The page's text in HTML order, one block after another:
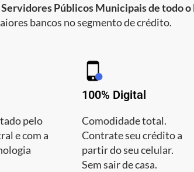
Públicos Municipais de todo o
bancos no segmento de crédito.
pelo
e com a
100% Digital
Comodidade total.
Contrate seu crédito a
partir do seu celular.
Sem sair de casa.